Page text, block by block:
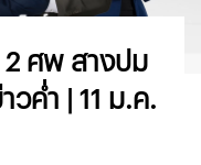
ศพ สางปม
วค่ำ | 11 ม.ค.